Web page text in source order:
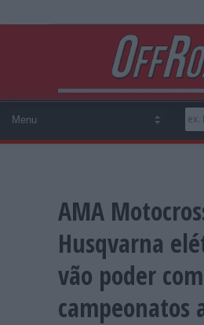
AMA
Husqvarna
vão poder
campeonatos